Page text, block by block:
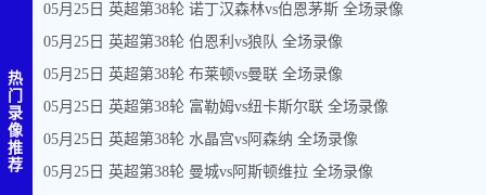
热
门
录
像
推
荐
05月25日 英超第38轮 诺丁汉森林vs伯恩茅斯 全场录像
05月25日 英超第38轮 伯恩利vs狼队 全场录像
05月25日 英超第38轮 布莱顿vs曼联 全场录像
05月25日 英超第38轮 富勒姆vs纽卡斯尔联 全场录像
05月25日 英超第38轮 水晶宫vs阿森纳 全场录像
05月25日 英超第38轮 曼城vs阿斯顿维拉 全场录像